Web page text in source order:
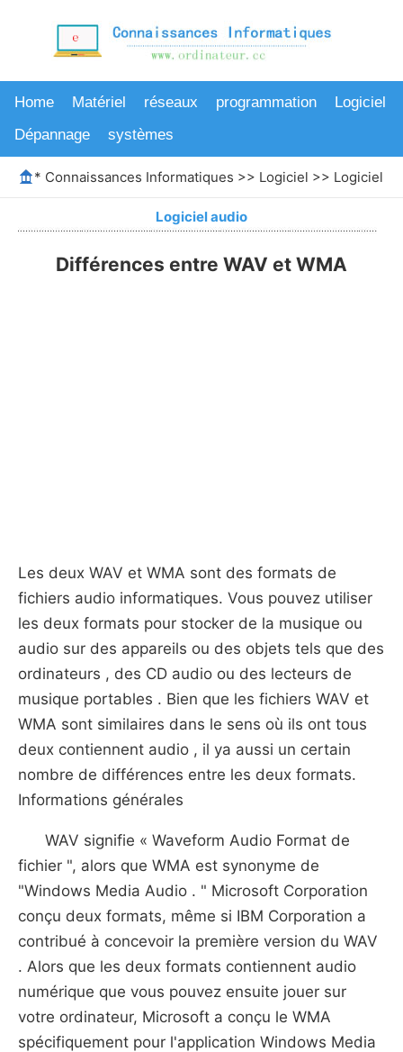
Home Matériel réseaux programmation
Logiciel
Dépannage
systèmes
* Connaissances Informatiques >> Logiciel >> Logiciel
Logiciel audio
Différences entre WAV et WMA
Les deux WAV et WMA sont des formats de
fichiers audio informatiques. Vous pouvez utiliser
les deux formats pour stocker de la musique ou
audio sur des appareils ou des objets tels que des
ordinateurs , des CD audio ou des lecteurs de
musique portables . Bien que les fichiers WAV et
WMA sont similaires dans le sens où ils ont tous
deux contiennent audio , il ya aussi un certain
nombre de différences entre les deux formats.
Informations générales
WAV signifie « Waveform Audio Format de
fichier ", alors que WMA est synonyme de
"Windows Media Audio . " Microsoft Corporation
conçu deux formats, même si IBM Corporation a
contribué à concevoir la première version du WAV
. Alors que les deux formats contiennent audio
numérique que vous pouvez ensuite jouer sur
votre ordinateur, Microsoft a conçu le WMA
spécifiquement pour l'application Windows Media